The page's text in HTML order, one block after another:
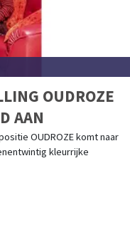
OUDROZE
AAN
OUDROZE komt naar
kleurrijke